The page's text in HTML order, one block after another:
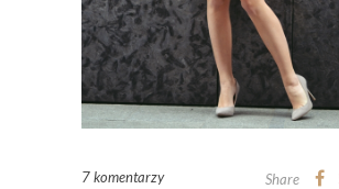
7 komentarzy Share